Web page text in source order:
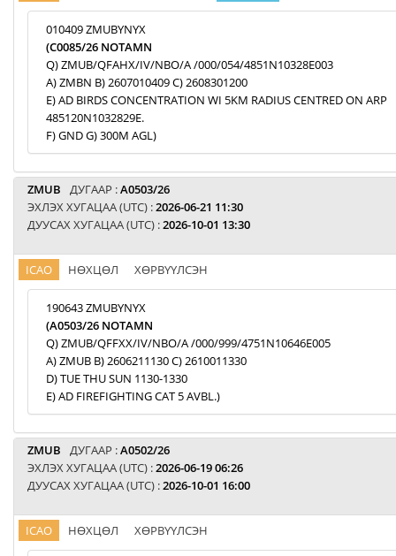
010409 ZMUBYNYX
(C0085/26 NOTAMN
Q) ZMUB/QFAHX/IV/NBO/A /000/054/4851N10328E003
A) ZMBN B) 2607010409 C) 2608301200
E) AD BIRDS CONCENTRATION WI 5KM RADIUS CENTRED ON ARP
485120N1032829E.
F) GND G) 300M AGL)
ZMUB ДУГААР :A0503/26
ЭХЛЭХ ХУГАЦАА (UTC) :2026-06-21 11:30
ДУУСАХ ХУГАЦАА (UTC) :2026-10-01 13:30
ICAO НӨХЦӨЛ ХӨРВҮҮЛСЭН
190643 ZMUBYNYX
(A0503/26 NOTAMN
Q) ZMUB/QFFXX/IV/NBO/A /000/999/4751N10646E005
A) ZMUB B) 2606211130 C) 2610011330
D) TUE THU SUN 1130-1330
E) AD FIREFIGHTING CAT 5 AVBL.)
ZMUB ДУГААР :A0502/26
ЭХЛЭХ ХУГАЦАА (UTC) :2026-06-19 06:26
ДУУСАХ ХУГАЦАА (UTC) :2026-10-01 16:00
ICAO НӨХЦӨЛ ХӨРВҮҮЛСЭН